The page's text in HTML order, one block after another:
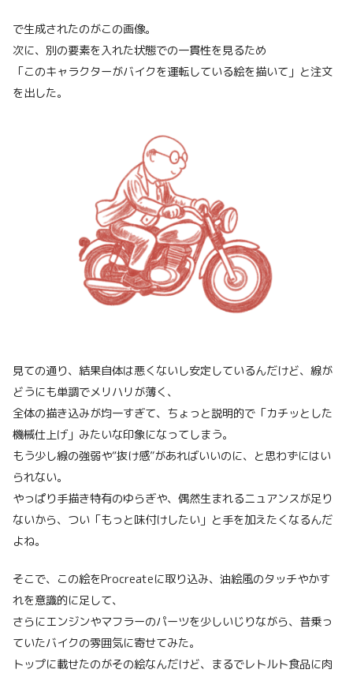
で生成されたのがこの画像。
次に、別の要素を入れた状態での一貫性を見るため
「このキャラクターがバイクを運転している絵を描いて」と注文
を出した。
見ての通り、結果自体は悪くないし安定しているんだけど、線が
どうにも単調でメリハリが薄く、
全体の描き込みが均一すぎて、ちょっと説明的で「カチッとした
機械仕上げ」みたいな印象になってしまう。
もう少し線の強弱や“抜け感”があればいいのに、と思わずにはい
られない。
やっぱり手描き特有のゆらぎや、偶然生まれるニュアンスが足り
ないから、つい「もっと味付けしたい」と手を加えたくなるんだ
よね。
そこで、この絵をProcreateに取り込み、油絵風のタッチやかす
れを意識的に足して、
さらにエンジンやマフラーのパーツを少しいじりながら、昔乗っ
ていたバイクの雰囲気に寄せてみた。
トップに載せたのがその絵なんだけど、まるでレトルト食品に肉